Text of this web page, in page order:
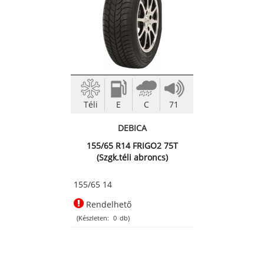
Téli E C 71
DEBICA
155/65 R14 FRIGO2 75T
(Szgk.téli abroncs)
155/65 14
Rendelhető
(Készleten: 0 db)